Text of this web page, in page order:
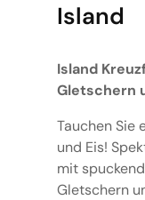
Island
Island
Gletschern
Tauchen Sie
und Eis!
mit
Gletschern